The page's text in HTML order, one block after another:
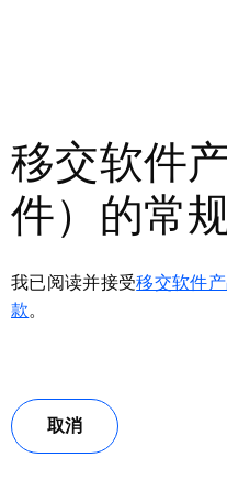
移交软件
件）的常
我已阅读并接受移交软件
款。
取消